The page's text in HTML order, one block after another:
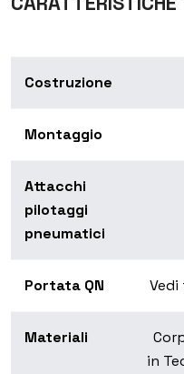
Costruzione
Montaggio
Attacchi
pilotaggi
pneumatici
Portata QN
Materiali
in